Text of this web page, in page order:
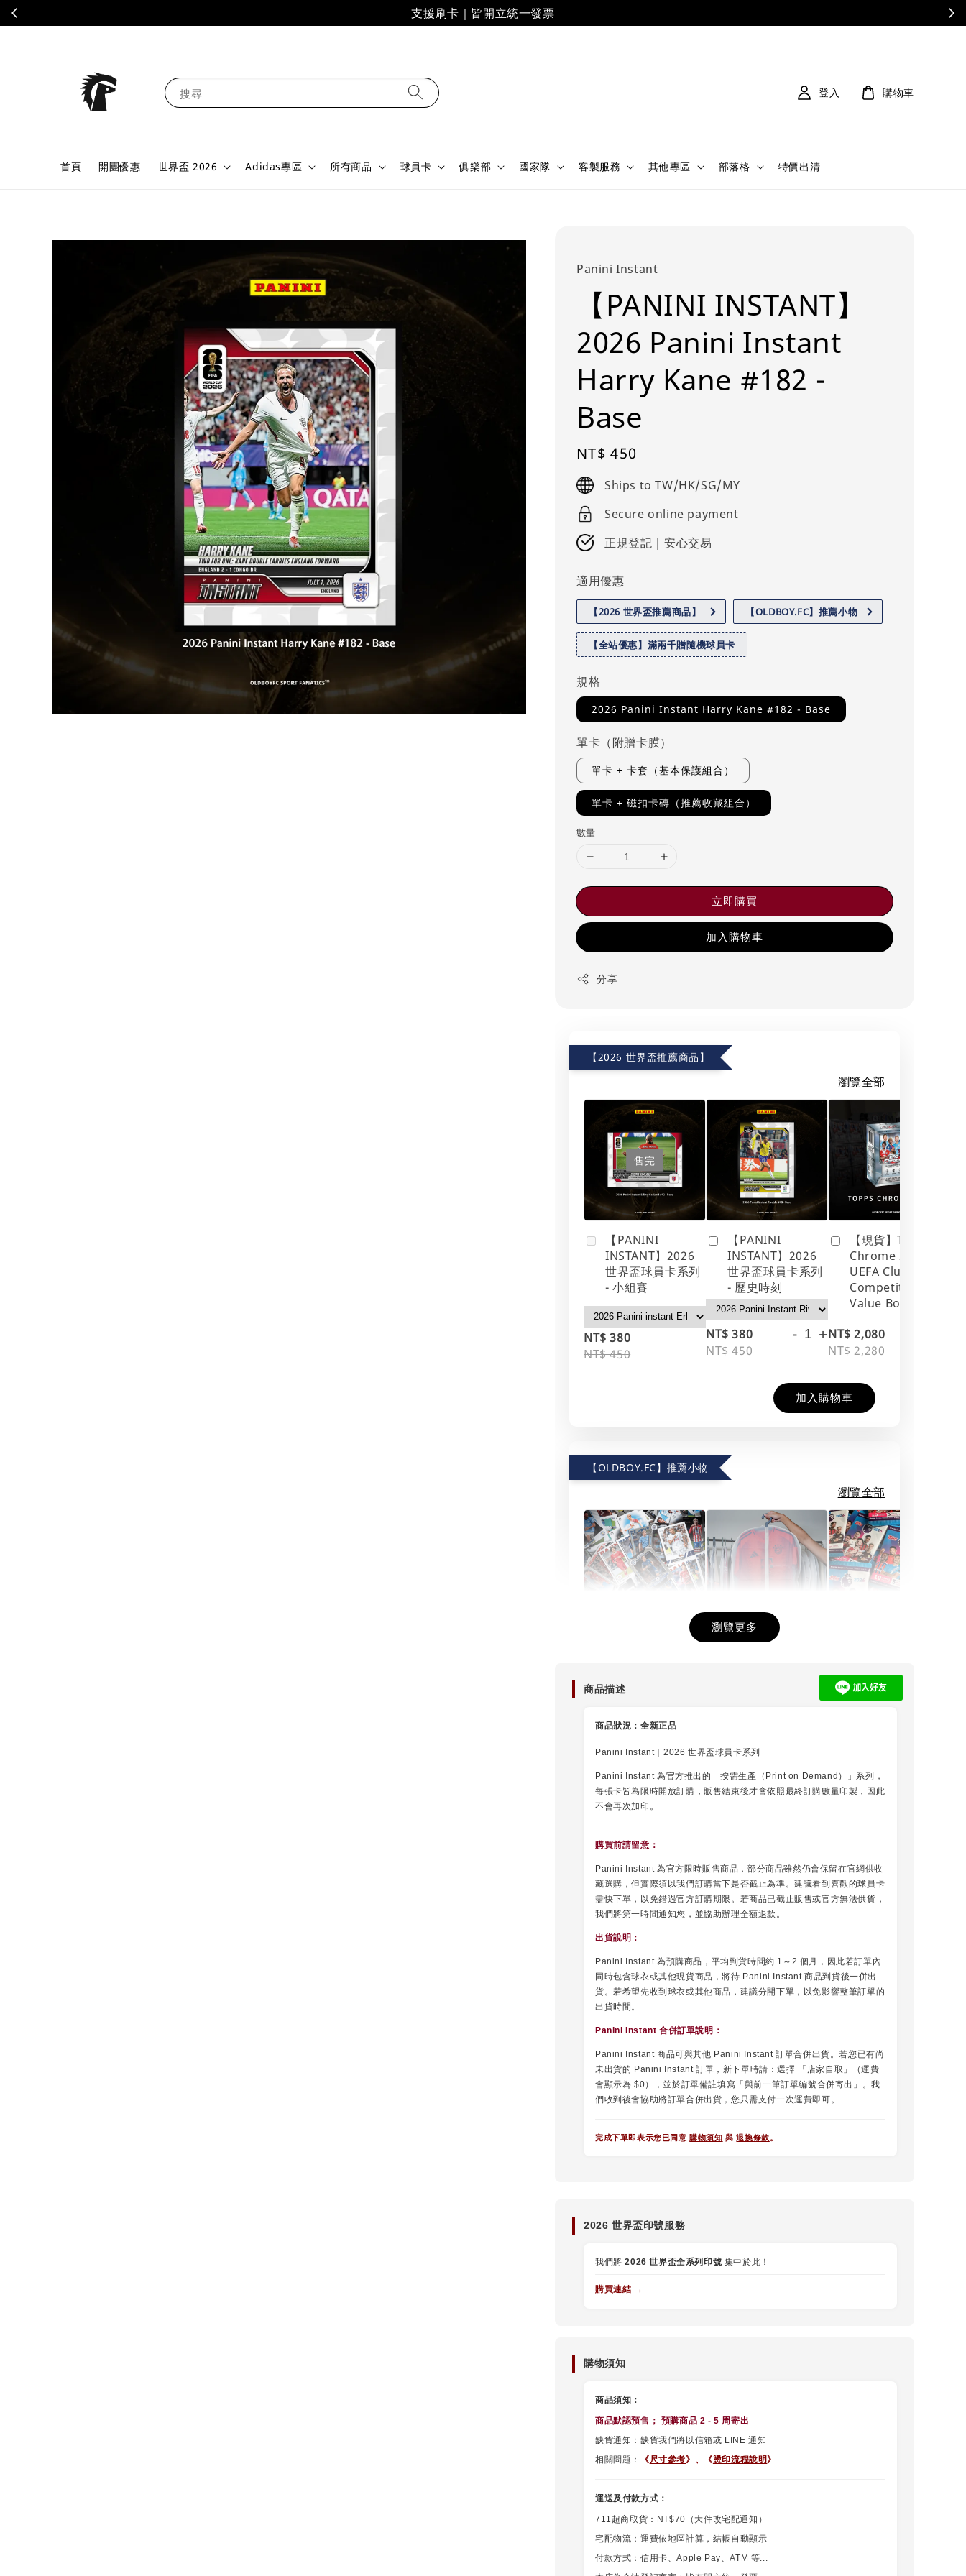
支援刷卡｜皆開立統一發票
搜尋
首頁 開團優惠 世界盃 2026 Adidas專區 所有商品 球員卡 俱樂部 國家隊 客製服務 其他專區 部落格 特價出清
登入 購物車
Panini Instant
【PANINI INSTANT】
2026 Panini Instant
Harry Kane #182 -
Base
Regular
price
NT$ 450
Ships to TW/HK/SG/MY
Secure online payment
正規登記｜安心交易
適用優惠
【2026 世界盃推薦商品】 【OLDBOY.FC】推薦小物
【全站優惠】滿兩千贈隨機球員卡
規格
2026 Panini Instant Harry Kane #182 - Base
單卡（附贈卡膜）
單卡 + 卡套（基本保護組合）
單卡 + 磁扣卡磚（推薦收藏組合）
數量
立即購買
加入購物車
分享
【2026 世界盃推薦商品】
瀏覽全部
售完
【PANINI
INSTANT】2026
世界盃球員卡系列
- 小組賽
NT$ 380
NT$ 450
【PANINI
INSTANT】2026
世界盃球員卡系列
- 歷史時刻
NT$ 380
NT$ 450
- +
【現貨】Topps
Chrome 2025/26
UEFA Club
Competitions｜
Value Box
NT$ 2,080
NT$ 2,280
加入購物車
【OLDBOY.FC】推薦小物
瀏覽全部
NT$ 10
NT$ 15
-
Edtion 單包
加入購物車
瀏覽更多
商品描述
商品狀況： 全新正品
Panini Instant｜2026 世界盃球員卡系列
Panini Instant 為官方推出的「按需生產（Print on Demand）」系列，
每張卡皆為限時開放訂購，販售結束後才會依照最終訂購數量印製，因此
不會再次加印。
購買前請留意：
Panini Instant 為官方限時販售商品，部分商品雖然仍會保留在官網供收
藏選購，但實際須以我們訂購當下是否截止為準。建議看到喜歡的球員卡
盡快下單，以免錯過官方訂購期限。若商品已截止販售或官方無法供貨，
我們將第一時間通知您，並協助辦理全額退款。
出貨說明：
Panini Instant 為預購商品，平均到貨時間約 1～2 個月，因此若訂單內
同時包含球衣或其他現貨商品，將待 Panini Instant 商品到貨後一併出
貨。若希望先收到球衣或其他商品，建議分開下單，以免影響整筆訂單的
出貨時間。
Panini Instant 合併訂單說明 ：
Panini Instant 商品可與其他 Panini Instant 訂單合併出貨。若您已有尚
未出貨的 Panini Instant 訂單，新下單時請：選擇 「店家自取」（運費
會顯示為 $0），並於訂單備註填寫「與前一筆訂單編號合併寄出」。我
們收到後會協助將訂單合併出貨，您只需支付一次運費即可。
完成下單即表示您已同意 購物須知 與退換條款。
2026 世界盃印號服務
我們將2026 世界盃全系列印號 集中於此！
購買連結 →
購物須知
商品須知：
商品默認預售 ； 預購商品 2 - 5 周寄出
缺貨通知：缺貨我們將以信箱或 LINE 通知
相關問題：
《尺寸參考》、《燙印流程說明 》
運送及付款方式：
711超商取貨：NT$70（大件改宅配通知）
宅配物流：運費依地區計算，結帳自動顯示
付款方式：信用卡、Apple Pay、ATM 等...